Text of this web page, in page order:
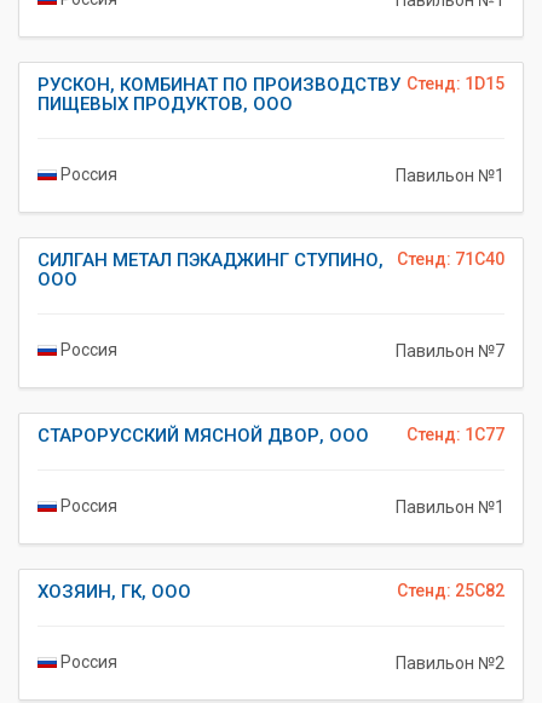
Стенд: 1D15
РУСКОН, КОМБИНАТ ПО ПРОИЗВОДСТВУ
ПИЩЕВЫХ ПРОДУКТОВ, ООО
Россия Павильон №1
Стенд: 71C40
СИЛГАН МЕТАЛ ПЭКАДЖИНГ СТУПИНО,
ООО
Россия Павильон №7
Стенд: 1C77
СТАРОРУССКИЙ МЯСНОЙ ДВОР, ООО
Россия Павильон №1
Стенд: 25C82
ХОЗЯИН, ГК, ООО
Россия Павильон №2